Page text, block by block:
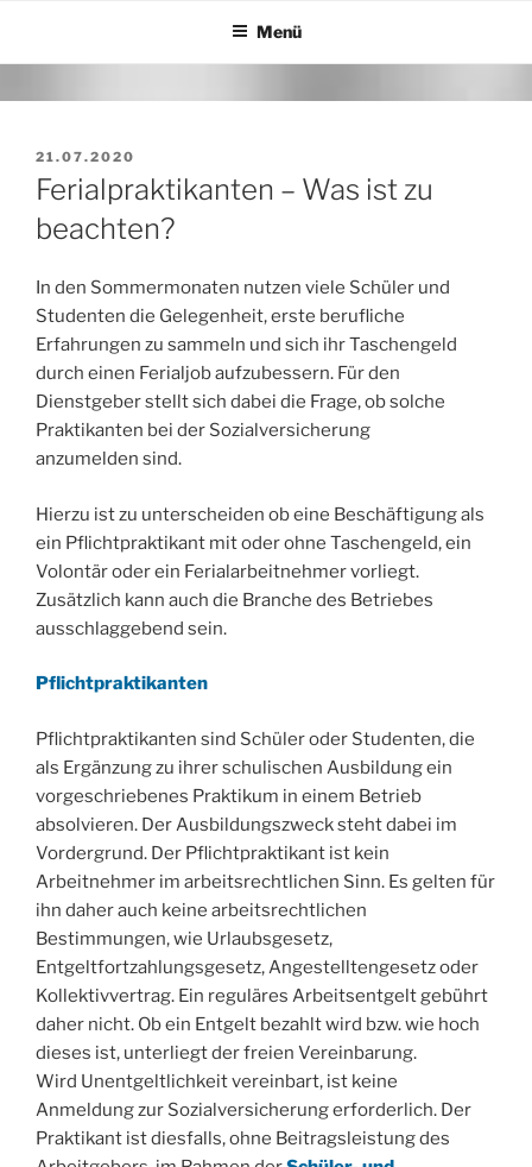
springen
Menü
VERÖFFENTLICHT
AM
21.07.2020
Ferialpraktikanten – Was ist zu
beachten?
In den Sommermonaten nutzen viele Schüler und
Studenten die Gelegenheit, erste berufliche
Erfahrungen zu sammeln und sich ihr Taschengeld
durch einen Ferialjob aufzubessern. Für den
Dienstgeber stellt sich dabei die Frage, ob solche
Praktikanten bei der Sozialversicherung
anzumelden sind.
Hierzu ist zu unterscheiden ob eine Beschäftigung als
ein Pflichtpraktikant mit oder ohne Taschengeld, ein
Volontär oder ein Ferialarbeitnehmer vorliegt.
Zusätzlich kann auch die Branche des Betriebes
ausschlaggebend sein.
Pflichtpraktikanten
Pflichtpraktikanten sind Schüler oder Studenten, die
als Ergänzung zu ihrer schulischen Ausbildung ein
vorgeschriebenes Praktikum in einem Betrieb
absolvieren. Der Ausbildungszweck steht dabei im
Vordergrund. Der Pflichtpraktikant ist kein
Arbeitnehmer im arbeitsrechtlichen Sinn. Es gelten für
ihn daher auch keine arbeitsrechtlichen
Bestimmungen, wie Urlaubsgesetz,
Entgeltfortzahlungsgesetz, Angestelltengesetz oder
Kollektivvertrag. Ein reguläres Arbeitsentgelt gebührt
daher nicht. Ob ein Entgelt bezahlt wird bzw. wie hoch
dieses ist, unterliegt der freien Vereinbarung.
Wird Unentgeltlichkeit vereinbart, ist keine
Anmeldung zur Sozialversicherung erforderlich. Der
Praktikant ist diesfalls, ohne Beitragsleistung des